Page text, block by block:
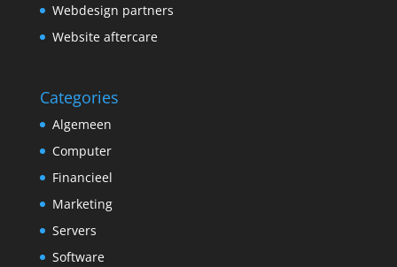
Webdesign partners
Website aftercare
Categories
Algemeen
Computer
Financieel
Marketing
Servers
Software